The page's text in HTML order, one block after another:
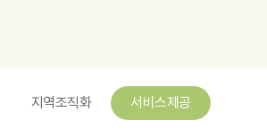
지역조직화 서비스제공